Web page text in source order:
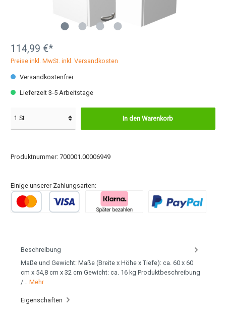
114,99 €*
Preise inkl. MwSt. inkl. Versandkosten
Versandkostenfrei
Lieferzeit 3-5 Arbeitstage
In den Warenkorb
Produktnummer: 700001.00006949
Einige unserer Zahlungsarten:
Beschreibung
Maße und Gewicht: Maße (Breite x Höhe x Tiefe): ca. 60 x 60
cm x 54,8 cm x 32 cm Gewicht: ca. 16 kg Produktbeschreibung
/… Mehr
Eigenschaften